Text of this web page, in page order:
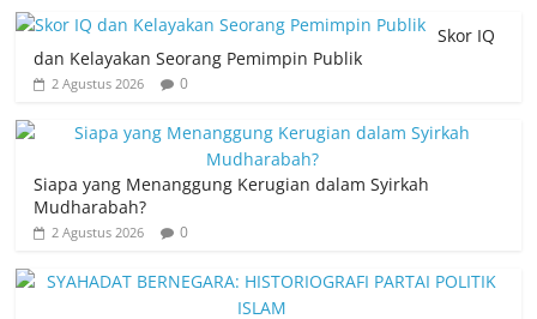
Skor IQ
dan Kelayakan Seorang Pemimpin Publik
2 Agustus 2026 0
Siapa yang Menanggung Kerugian dalam Syirkah
Mudharabah?
2 Agustus 2026 0